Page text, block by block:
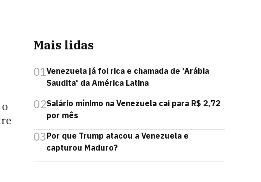
Mais lidas
01Venezuela já foi rica e chamada de 'Arábia
Saudita' da América Latina
02Salário mínimo na Venezuela cai para R$ 2,72
por mês
03Por que Trump atacou a Venezuela e
capturou Maduro?